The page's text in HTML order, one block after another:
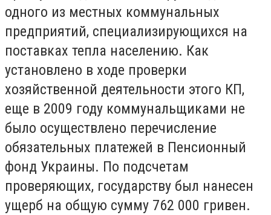
одного из местных коммунальных
предприятий, специализирующихся на
поставках тепла населению. Как
установлено в ходе проверки
хозяйственной деятельности этого КП,
еще в 2009 году коммунальщиками не
было осуществлено перечисление
обязательных платежей в Пенсионный
фонд Украины. По подсчетам
проверяющих, государству был нанесен
ущерб на общую сумму 762 000 гривен.